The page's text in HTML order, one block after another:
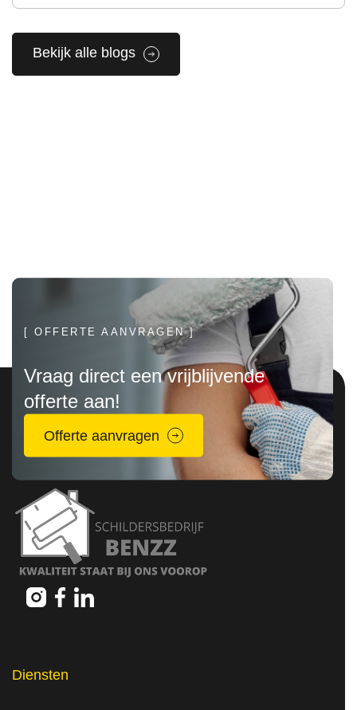
Bekijk alle blogs
[ OFFERTE AANVRAGEN ]
Vraag direct een vrijblijvende
offerte aan!
Offerte aanvragen
Diensten